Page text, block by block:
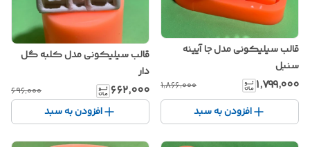
قالب سیلیکونی مدل جا آیینه
سنبل
۱٬۷۹۹٬۰۰۰ ۱٬۸۶۶٬۰۰۰
افزودن به سبد
قالب سیلیکونی مدل کلبه گل
دار
۶۶۲٬۰۰۰ ۶۹۶٬۰۰۰
افزودن به سبد